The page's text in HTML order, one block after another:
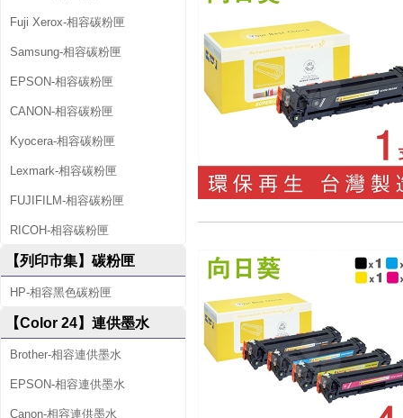
Fuji Xerox-相容碳粉匣
Samsung-相容碳粉匣
EPSON-相容碳粉匣
CANON-相容碳粉匣
Kyocera-相容碳粉匣
Lexmark-相容碳粉匣
FUJIFILM-相容碳粉匣
RICOH-相容碳粉匣
【列印市集】碳粉匣
HP-相容黑色碳粉匣
【Color 24】連供墨水
Brother-相容連供墨水
EPSON-相容連供墨水
Canon-相容連供墨水